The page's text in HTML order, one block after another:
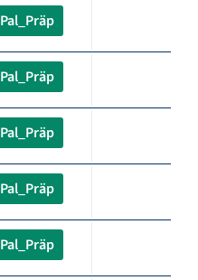
Pal_Präp
Pal_Präp
Pal_Präp
Pal_Präp
Pal_Präp